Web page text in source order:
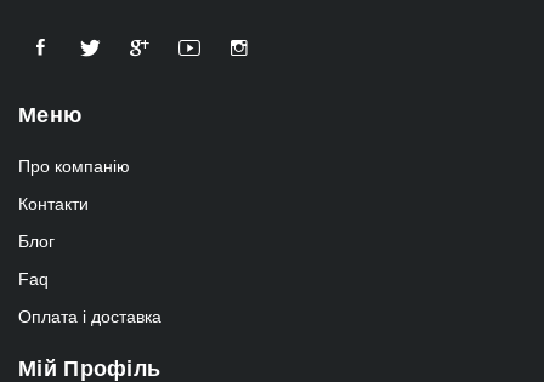
Меню
Про компанію
Контакти
Блог
Faq
Оплата і доставка
Мій Профіль